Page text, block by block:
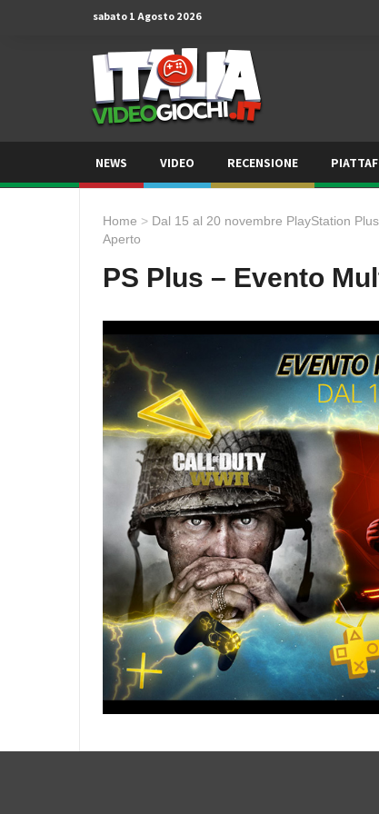
sabato 1 Agosto 2026
NEWS VIDEO RECENSIONE
Home > Dal 15 al 20 novembre PlayStation
Aperto
PS Plus – Evento